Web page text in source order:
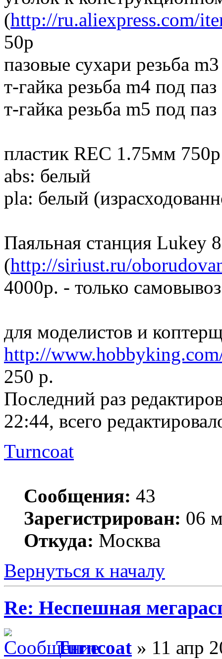
(http://ru.aliexpress.com/
50р
пазовые сухари резьба
т-гайка резьба m4 под
т-гайка резьба m5 под
пластик REC 1.75мм
abs: белый
pla: белый
Паяльная станция Lukey
(http://siriust.ru/
4000р. - только самовывоз
для моделистов и
http://
250 р.
Последний раз
22:44, всего
Turncoat
Сообщения: 43
Зарегистрирован: 06
Откуда: Москва
Вернуться к началу
Re: Неспешная
Turncoat » 11 апр